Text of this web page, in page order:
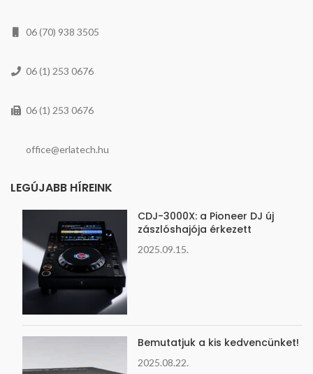
06 (70) 938 3505
06 (1) 253 0676
06 (1) 253 0676
office@erlatech.hu
LEGÚJABB HÍREINK
CDJ-3000X: a Pioneer DJ új
zászlóshajója érkezett
2025.09.15.
Bemutatjuk a kis kedvencünket!
2025.08.22.